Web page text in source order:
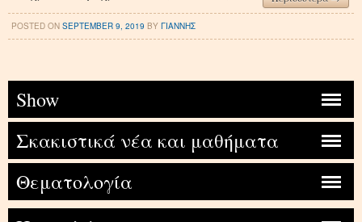
POSTED ONSEPTEMBER 9, 2019 BYΓΙΑΝΝΗΣ
Show
Σκακιστικά νέα και μαθήματα
Θεματολογία